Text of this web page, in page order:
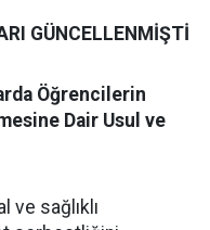
GÜNCELLENMİŞTİ
Öğrencilerin
Dair Usul ve
ve sağlıklı